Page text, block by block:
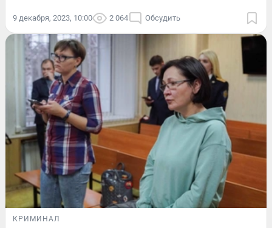
9 декабря, 2023, 10:00 2 064 Обсудить
КРИМИНАЛ